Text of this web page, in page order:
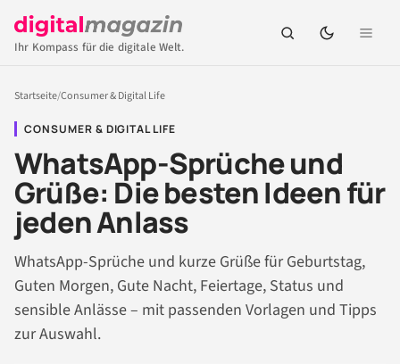
Ihr Kompass für die digitale Welt.
Startseite/Consumer & Digital Life
CONSUMER & DIGITAL LIFE
WhatsApp-Sprüche und
Grüße: Die besten Ideen für
jeden Anlass
WhatsApp-Sprüche und kurze Grüße für Geburtstag,
Guten Morgen, Gute Nacht, Feiertage, Status und
sensible Anlässe – mit passenden Vorlagen und Tipps
zur Auswahl.